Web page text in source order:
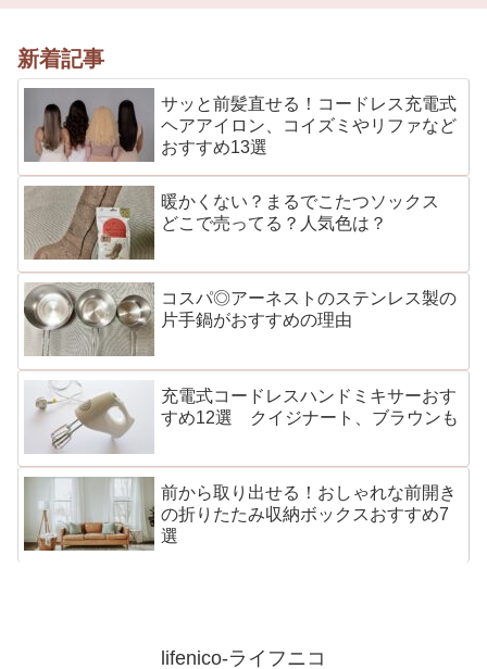
新着記事
サッと前髪直せる！コードレス充電式
ヘアアイロン、コイズミやリファなど
おすすめ13選
暖かくない？まるでこたつソックス
どこで売ってる？人気色は？
コスパ◎アーネストのステンレス製の
片手鍋がおすすめの理由
充電式コードレスハンドミキサーおす
すめ12選 クイジナート、ブラウンも
前から取り出せる！おしゃれな前開き
の折りたたみ収納ボックスおすすめ7
選
lifenico-ライフニコ